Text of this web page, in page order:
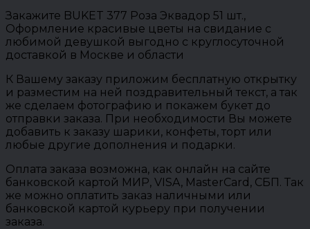
Закажите BUKET 377 Роза Эквадор 51 шт.,
Оформление красивые цветы на свидание с
любимой девушкой выгодно с круглосуточной
доставкой в Москве и области
К Вашему заказу приложим бесплатную открытку
и разместим на ней поздравительный текст, а так
же сделаем фотографию и покажем букет до
отправки заказа. При необходимости Вы можете
добавить к заказу шарики, конфеты, торт или
любые другие дополнения и подарки.
Оплата заказа возможна, как онлайн на сайте
банковской картой МИР, VISA, MasterCard, СБП. Так
же можно оплатить заказ наличными или
банковской картой курьеру при получении
заказа.